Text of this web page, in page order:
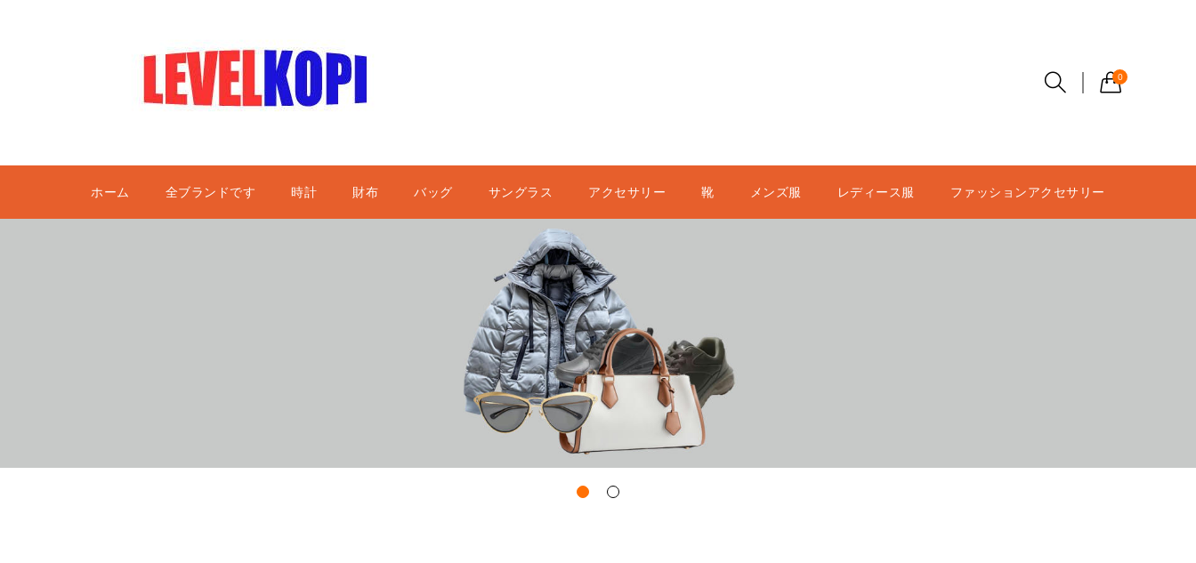
0
ホーム 全ブランドです 時計 財布 バッグ サングラス アクセサリー 靴 メンズ服 レディース服 ファッションアクセサリー